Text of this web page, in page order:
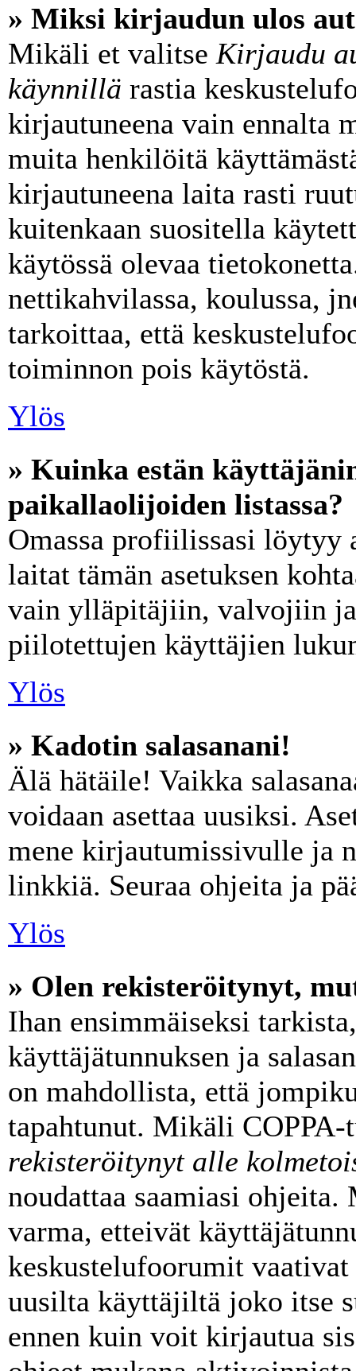
» Miksi kirjaudun ulos
Mikäli et valitse Kirjaudu
käynnillä rastia
kirjautuneena vain ennalta
muita henkilöitä
kirjautuneena laita rasti
kuitenkaan suositella
käytössä olevaa
nettikahvilassa, koulussa,
tarkoittaa, että
toiminnon pois käytöstä.
Ylös
» Kuinka estän
paikallaolijoiden listassa?
Omassa profiilissasi löytyy
laitat tämän asetuksen
vain ylläpitäjiin, valvojiin
piilotettujen käyttäjien
Ylös
» Kadotin salasanani!
Älä hätäile! Vaikka
voidaan asettaa uusiksi.
mene kirjautumissivulle ja
linkkiä. Seuraa ohjeita ja
Ylös
» Olen rekisteröitynyt,
Ihan ensimmäiseksi
käyttäjätunnuksen ja
on mahdollista, että
tapahtunut. Mikäli
rekisteröitynyt alle
noudattaa saamiasi
varma, etteivät
keskustelufoorumit
uusilta käyttäjiltä joko itse
ennen kuin voit kirjautua